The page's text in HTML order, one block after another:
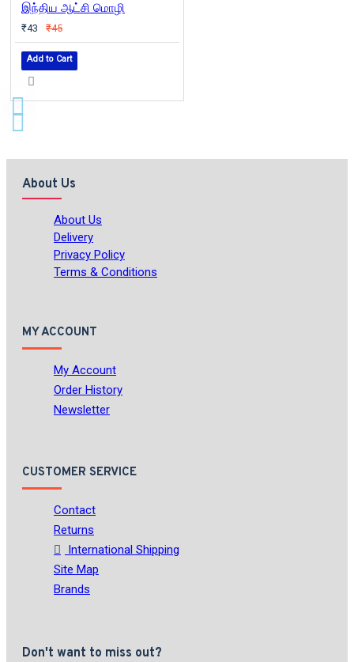
இந்திய ஆட்சி மொழி
₹43 ₹45
Add to Cart
About Us
About Us
Delivery
Privacy Policy
Terms & Conditions
MY ACCOUNT
My Account
Order History
Newsletter
CUSTOMER SERVICE
Contact
Returns
International Shipping
Site Map
Brands
Don't want to miss out?